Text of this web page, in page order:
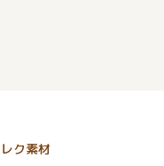
レク素材